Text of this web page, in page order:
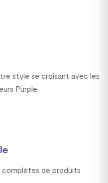
style se croisant avec les
Purple.
complètes de produits